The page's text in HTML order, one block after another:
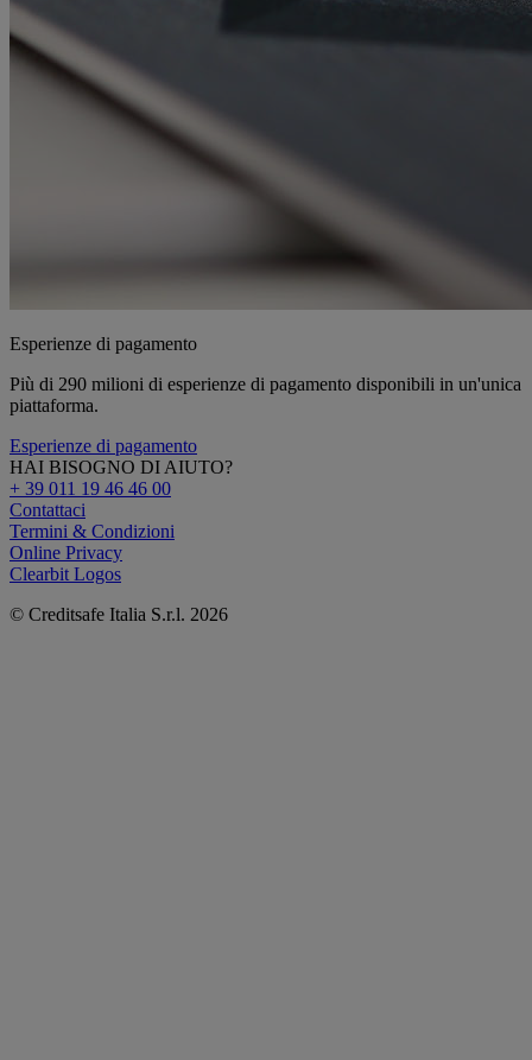
Esperienze di pagamento
Più di 290 milioni di esperienze di pagamento disponibili in un'unica
piattaforma.
Esperienze di pagamento
HAI BISOGNO DI AIUTO?
+ 39 011 19 46 46 00
Contattaci
Termini & Condizioni
Online Privacy
Clearbit Logos
© Creditsafe Italia S.r.l. 2026